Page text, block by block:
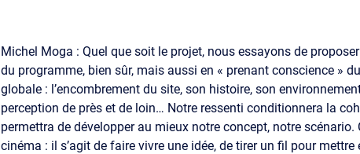
Michel Moga : Quel que soit le projet, nous essayons de
du programme, bien sûr, mais aussi en « prenant conscience »
globale : l’encombrement du site, son histoire, son
perception de près et de loin… Notre ressenti conditionnera la
permettra de développer au mieux notre concept, notre scénario.
cinéma : il s’agit de faire vivre une idée, de tirer un fil pour